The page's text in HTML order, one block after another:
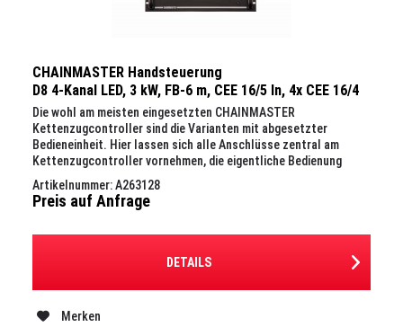
CHAINMASTER Handsteuerung
D8 4-Kanal LED, 3 kW, FB-6 m, CEE 16/5 In, 4x CEE 16/4
Out, 19", 4 HE
Die wohl am meisten eingesetzten CHAINMASTER
Kettenzugcontroller sind die Varianten mit abgesetzter
Bedieneinheit. Hier lassen sich alle Anschlüsse zentral am
Kettenzugcontroller vornehmen, die eigentliche Bedienung
erfolgt über das...
Artikelnummer: A263128
Preis auf Anfrage
DETAILS
Merken